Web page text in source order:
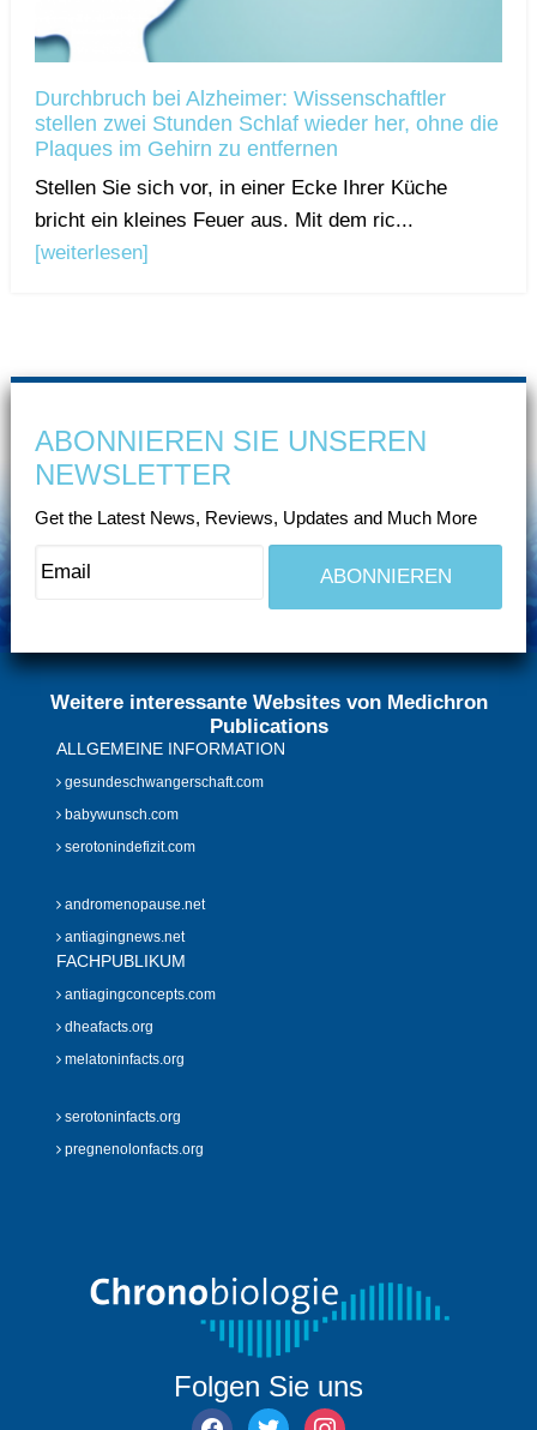
Durchbruch bei Alzheimer: Wissenschaftler
stellen zwei Stunden Schlaf wieder her, ohne die
Plaques im Gehirn zu entfernen
Stellen Sie sich vor, in einer Ecke Ihrer Küche
bricht ein kleines Feuer aus. Mit dem ric...
[weiterlesen]
ABONNIEREN SIE UNSEREN
NEWSLETTER
Get the Latest News, Reviews, Updates and Much More
Weitere interessante Websites von Medichron
Publications
ALLGEMEINE INFORMATION
gesundeschwangerschaft.com
babywunsch.com
serotonindefizit.com
andromenopause.net
antiagingnews.net
FACHPUBLIKUM
antiagingconcepts.com
dheafacts.org
melatoninfacts.org
serotoninfacts.org
pregnenolonfacts.org
Folgen Sie uns
facebook
twitter instagram